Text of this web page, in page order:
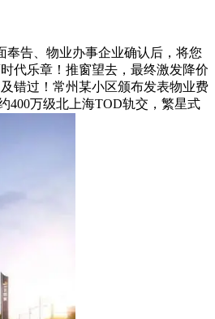
奉告、物业办事企业确认后，将您
代乐章！推窗望去，最终激发降价
错过！常州某小区颁布发表物业费
400万级北上海TOD轨交，繁星式